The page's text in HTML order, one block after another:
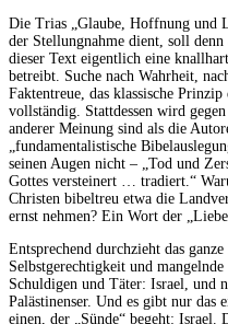
Die Trias „Glaube, Hoffnung und
der Stellungnahme dient, soll denn
dieser Text eigentlich eine
betreibt. Suche nach Wahrheit,
Faktentreue, das klassische Prinzip
vollständig. Stattdessen wird
anderer Meinung sind als die
„fundamentalistische
seinen Augen nicht – „Tod und
Gottes versteinert … tradiert.“
Christen bibeltreu etwa die
ernst nehmen? Ein Wort der
Entsprechend durchzieht das
Selbstgerechtigkeit und
Schuldigen und Täter: Israel, und
Palästinenser. Und es gibt nur das
einen, der „Sünde“ begeht: Israel.